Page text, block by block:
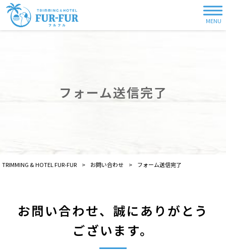
MENU
フォーム送信完了
TRIMMING & HOTEL FUR-FUR > お問い合わせ > フォーム送信完了
お問い合わせ、誠にありがとう
ございます。